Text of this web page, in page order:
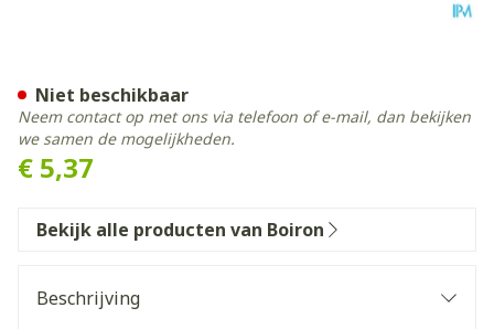
€ 5,37
Niet beschikbaar
Neem contact op met ons via telefoon of e-mail, dan bekijken
we samen de mogelijkheden.
Bekijk alle producten van Boiron
Beschrijving